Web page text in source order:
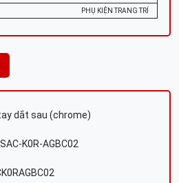
PHỤ KIỆN TRANG TRÍ
dắt sau (chrome)
K0R-AGBC02